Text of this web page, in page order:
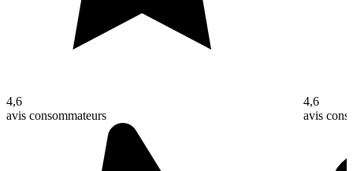
4,6
avis consommateurs
4,6
avis